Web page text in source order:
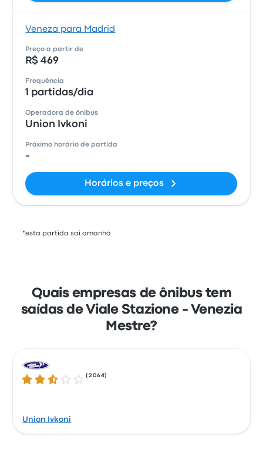
Veneza para Madrid
Preço a partir de
R$ 469
Frequência
1 partidas/dia
Operadora de ônibus
Union Ivkoni
Próximo horário de partida
-
Horários e preços
*esta partida sai amanhã
Quais empresas de ônibus tem
saídas de Viale Stazione - Venezia
Mestre?
2.7 de 5 estrelas
(2064)
Union Ivkoni